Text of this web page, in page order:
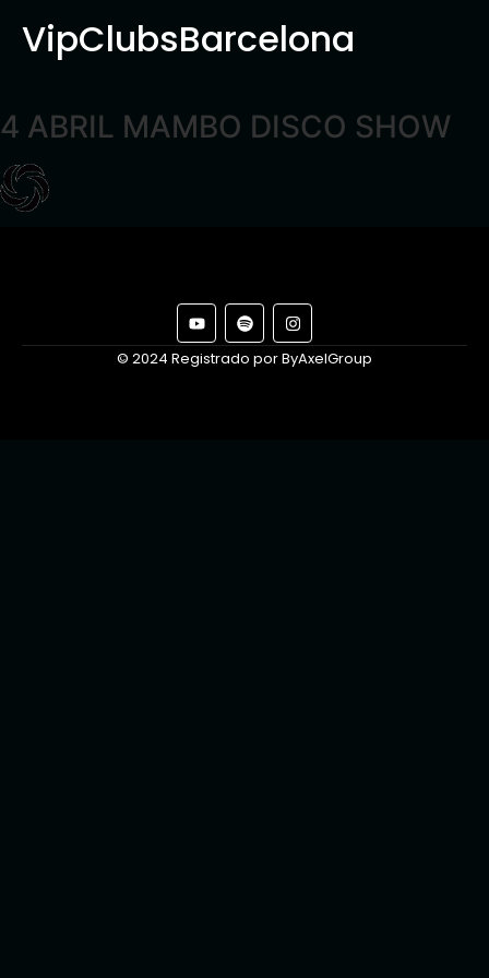
VipClubsBarcelona
4 ABRIL MAMBO DISCO SHOW
© 2024 Registrado por ByAxelGroup